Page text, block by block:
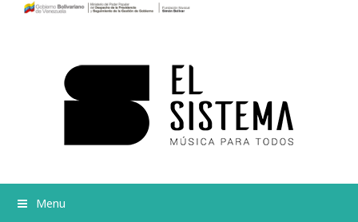
Menu